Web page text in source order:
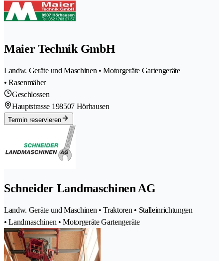
Maier Technik GmbH
Landw. Geräte und Maschinen • Motorgeräte Gartengeräte
• Rasenmäher
Geschlossen
Hauptstrasse 198507 Hörhausen
Termin reservieren
Schneider Landmaschinen AG
Landw. Geräte und Maschinen • Traktoren • Stalleinrichtungen
• Landmaschinen • Motorgeräte Gartengeräte